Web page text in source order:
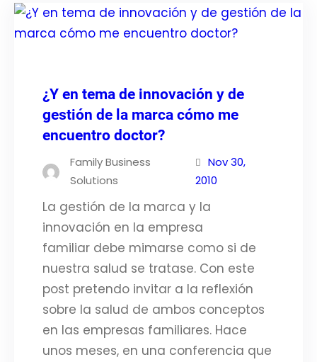
¿Y en tema de innovación y de
gestión de la marca cómo me
encuentro doctor?
Family Business
Solutions
Nov 30,
2010
La gestión de la marca y la
innovación en la empresa
familiar debe mimarse como si de
nuestra salud se tratase. Con este
post pretendo invitar a la reflexión
sobre la salud de ambos conceptos
en las empresas familiares. Hace
unos meses, en una conferencia que